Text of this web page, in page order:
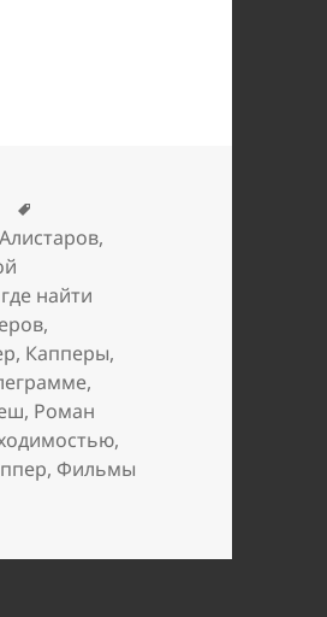
,
где найти
,
, Капперы,
,
, Роман
,
, Фильмы